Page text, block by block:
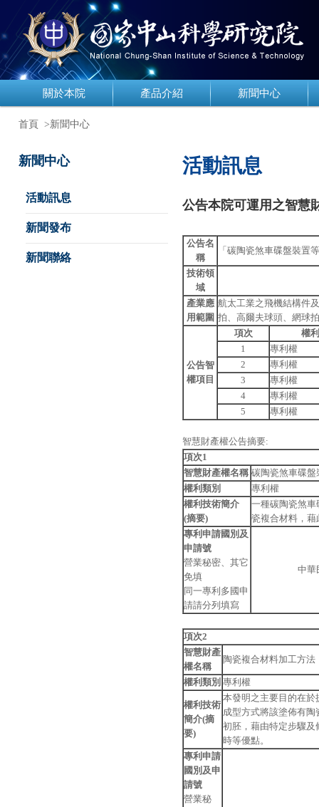
關於本院 產品介紹 新聞中心
首頁 >新聞中心
新聞中心
活動訊息
新聞發布
新聞聯絡
活動訊息
公告本院可運用之智慧
公告名
稱
「碳陶瓷煞車碟盤裝置
技術領
域
產業應
用範圍
航太工業之飛機結構件
拍、高爾夫球頭、網球
公告智
權項目
項次
權
1
專利權
2
專利權
3
專利權
4
專利權
5
專利權
智慧財產權公告摘要:
項次1
智慧財產權名稱 碳陶瓷煞車碟盤
權利類別
專利權
權利技術簡介
(摘要)
一種碳陶瓷煞
瓷複合材料，
專利申請國別及
申請號
營業秘密、其它
免填
同一專利多國申
請請分列填寫
中華
項次2
智慧財產
權名稱
陶瓷複合材料加工方法
權利類別 專利權
權利技術
簡介(摘
要)
本發明之主要目的在
成型方式將該塗佈有
初胚，藉由特定步驟
時等優點。
專利申請
國別及申
請號
營業秘